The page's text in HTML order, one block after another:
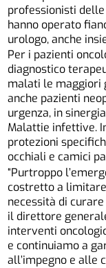
professionisti
hanno operato
urologo, anche
Per i pazienti
diagnostico
malati le maggiori
anche pazienti
urgenza, in
Malattie infettive.
protezioni
occhiali e camici
“Purtroppo
costretto a
necessità di
il direttore
interventi
e continuiamo a
all’impegno e alle